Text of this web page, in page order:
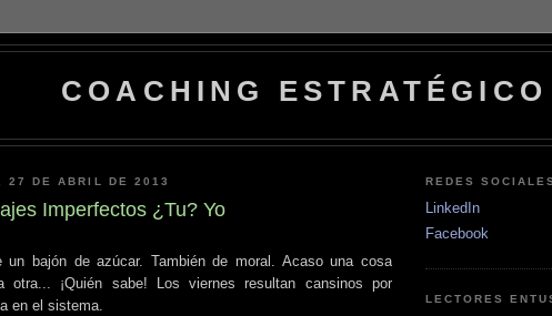
COACHING ESTRATÉGICO
27 DE ABRIL DE 2013
Imperfectos ¿Tu? Yo
un bajón de azúcar. También de moral. Acaso una cosa
otra... ¡Quién sabe! Los viernes resultan cansinos por
en el sistema.
REDES SOCIALES
LinkedIn
Facebook
LECTORES